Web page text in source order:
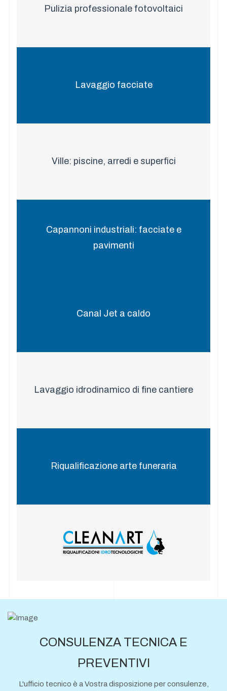
Pulizia professionale fotovoltaici
Lavaggio facciate
Ville: piscine, arredi e superfici
Capannoni industriali: facciate e
pavimenti
Canal Jet a caldo
Lavaggio idrodinamico di fine cantiere
Riqualificazione arte funeraria
CONSULENZA TECNICA E
PREVENTIVI
L'ufficio tecnico è a Vostra disposizione per consulenze,